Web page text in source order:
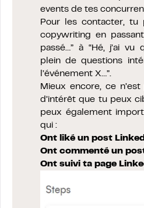
events de tes
Pour les contacter, tu
copywriting en
passé…” à “Hé, j’ai
plein de questions
l’événement X…”.
Mieux encore, ce
d’intérêt que tu peux
peux également
qui :
Ont liké un post
Ont commenté un
Ont suivi ta page